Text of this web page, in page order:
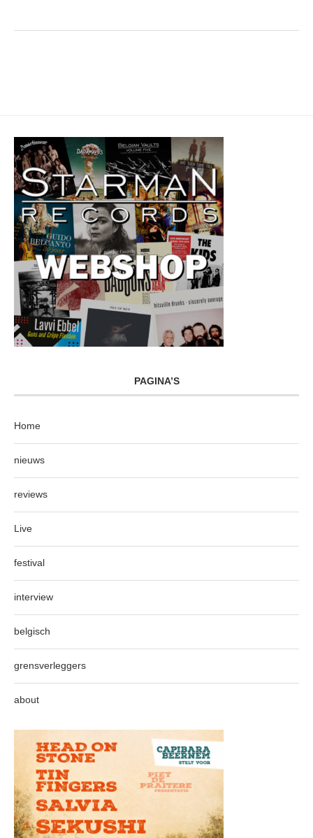
PAGINA’S
Home
nieuws
reviews
Live
festival
interview
belgisch
grensverleggers
about